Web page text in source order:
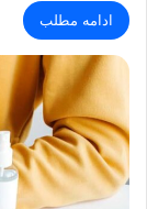
ادامه مطلب